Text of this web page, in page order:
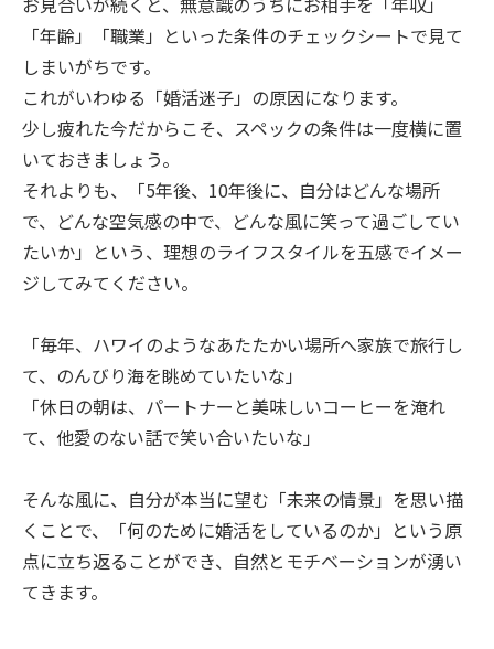
「年齢」「職業」といった条件のチェックシートで見て
しまいがちです。
これがいわゆる「婚活迷子」の原因になります。
少し疲れた今だからこそ、スペックの条件は一度横に置
いておきましょう。
それよりも、「5年後、10年後に、自分はどんな場所
で、どんな空気感の中で、どんな風に笑って過ごしてい
たいか」という、理想のライフスタイルを五感でイメー
ジしてみてください。
「毎年、ハワイのようなあたたかい場所へ家族で旅行し
て、のんびり海を眺めていたいな」
「休日の朝は、パートナーと美味しいコーヒーを淹れ
て、他愛のない話で笑い合いたいな」
そんな風に、自分が本当に望む「未来の情景」を思い描
くことで、「何のために婚活をしているのか」という原
点に立ち返ることができ、自然とモチベーションが湧い
てきます。